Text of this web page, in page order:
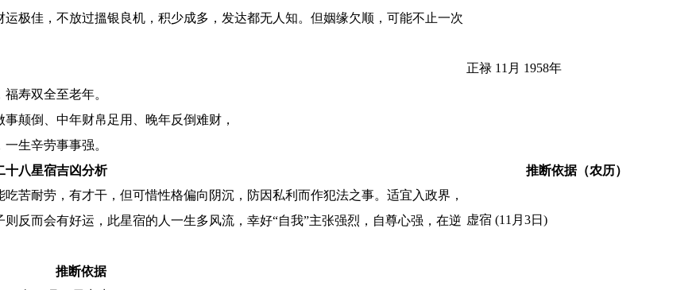
极佳，不放过搵银良机，积少成多，发达都无人知。但姻缘欠顺，可能不止一次
寿双全至老年。
颠倒、中年财帛足用、晚年反倒难财，
生辛劳事事强。
正禄 11月 1958年
十八星宿吉凶分析
推断依据（农历）
苦耐劳，有才干，但可惜性格偏向阴沉，防因私利而作犯法之事。适宜入政界，
反而会有好运，此星宿的人一生多风流，幸好“自我”主张强烈，自尊心强，在逆 虚宿 (11月3日)
推断依据